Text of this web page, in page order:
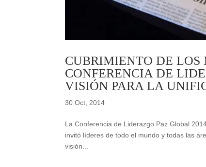
CUBRIMIENTO DE
CONFERENCIA DE
VISIÓN PARA LA
30 Oct, 2014
La Conferencia de Liderazgo Paz Global
invitó líderes de todo el mundo y todas las
visión...